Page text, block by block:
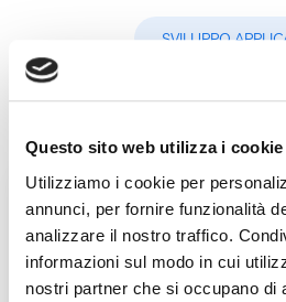
Questo sito web utilizza i cookie
Utilizziamo i cookie per
annunci, per fornire funzionalità
analizzare il nostro traffico.
informazioni sul modo in cui
nostri partner che si occupano di
SVILUPPO
Cosa possiamo